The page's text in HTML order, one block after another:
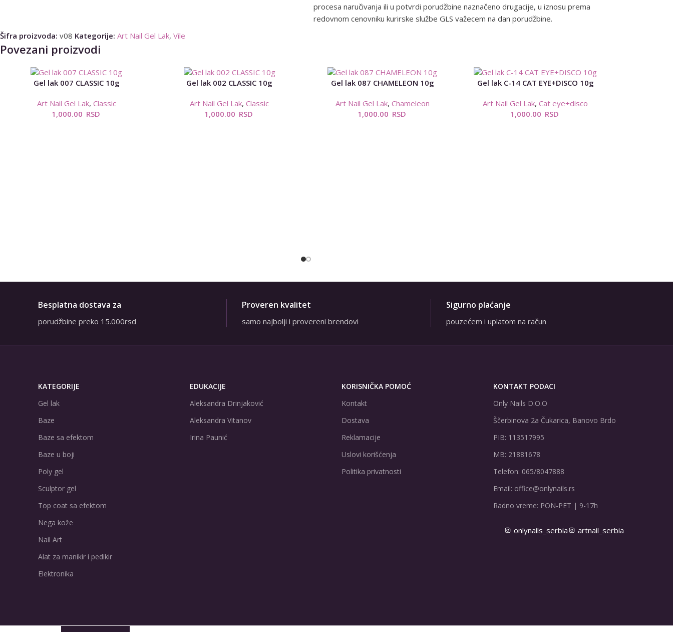
procesa naručivanja ili u potvrdi porudžbine naznačeno drugacije, u iznosu prema
redovnom cenovniku kurirske službe GLS važecem na dan porudžbine.
Šifra proizvoda: v08 Kategorije: Art Nail Gel Lak, Vile
Povezani proizvodi
Gel lak 007 CLASSIC 10g
Art Nail Gel Lak, Classic
1,000.00 RSD
Gel lak 002 CLASSIC 10g
Art Nail Gel Lak,Classic
1,000.00 RSD
Gel lak 087 CHAMELEON 10g
Art Nail Gel Lak, Chameleon
1,000.00 RSD
Gel lak C-14 CAT EYE+DISCO 10g
Art Nail Gel Lak,Cat eye+disco
1,000.00 RSD
Besplatna dostava za
porudžbine preko 15.000rsd
Proveren kvalitet
samo najbolji i provereni brendovi
Sigurno plaćanje
pouzećem i uplatom na račun
KATEGORIJE
Gel lak
Baze
Baze sa efektom
Baze u boji
Poly gel
Sculptor gel
Top coat sa efektom
Nega kože
Nail Art
Alat za manikir i pedikir
Elektronika
EDUKACIJE
Aleksandra Drinjaković
Aleksandra Vitanov
Irina Paunić
KORISNIČKA POMOĆ
Kontakt
Dostava
Reklamacije
Uslovi korišćenja
Politika privatnosti
KONTAKT PODACI
Only Nails D.O.O
Ščerbinova 2a Čukarica, Banovo Brdo
PIB: 113517995
MB: 21881678
Telefon: 065/8047888
Email: office@onlynails.rs
Radno vreme: PON-PET | 9-17h
onlynails_serbia artnail_serbia